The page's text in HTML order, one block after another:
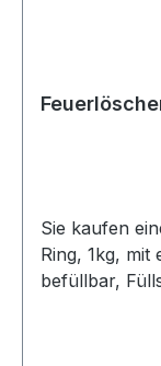
Sie kaufen
Ring, 1kg, mit
befüllbar,